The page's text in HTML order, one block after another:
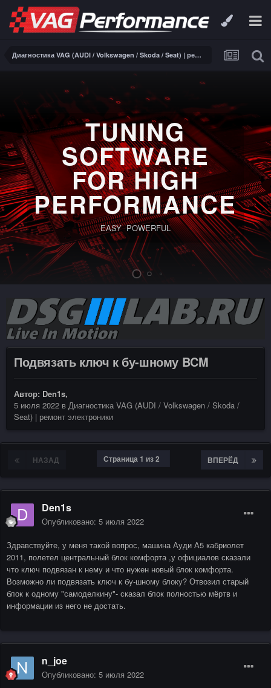
Диагностика VAG (AUDI / Volkswagen / Skoda / Seat) | ремонт электроники
FOR
Full reading and writing for TCUS
ZF8HP50, ZF8HP90 and Temic DQ250,
VAG.
Подвязать ключ к бу-шному BCM
Автор: Den1s,
5 июля 2022 в Диагностика VAG (AUDI / Volkswagen / Skoda /
Seat) | ремонт электроники
НАЗАД ВПЕРЁД
Страница 1 из 2
Den1s
Опубликовано: 5 июля 2022
Здравствуйте, у меня такой вопрос, машина Ауди А5 кабриолет
2011, полетел центральный блок комфорта ,у официалов сказали
что ключ подвязан к нему и что нужен новый блок комфорта.
Возможно ли подвязать ключ к бу-шному блоку? Отвозил старый
блок к одному "самоделкину"- сказал блок полностью мёртв и
информации из него не достать.
n_joe
Опубликовано: 5 июля 2022